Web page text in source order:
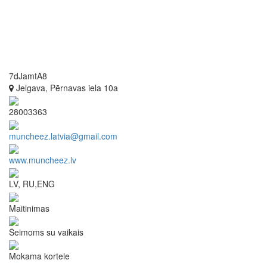
7dJamtA8
Jelgava, Pērnavas iela 10a
28003363
muncheez.latvia@gmail.com
www.muncheez.lv
LV, RU,ENG
Maitinimas
Šeimoms su vaikais
Mokama kortele